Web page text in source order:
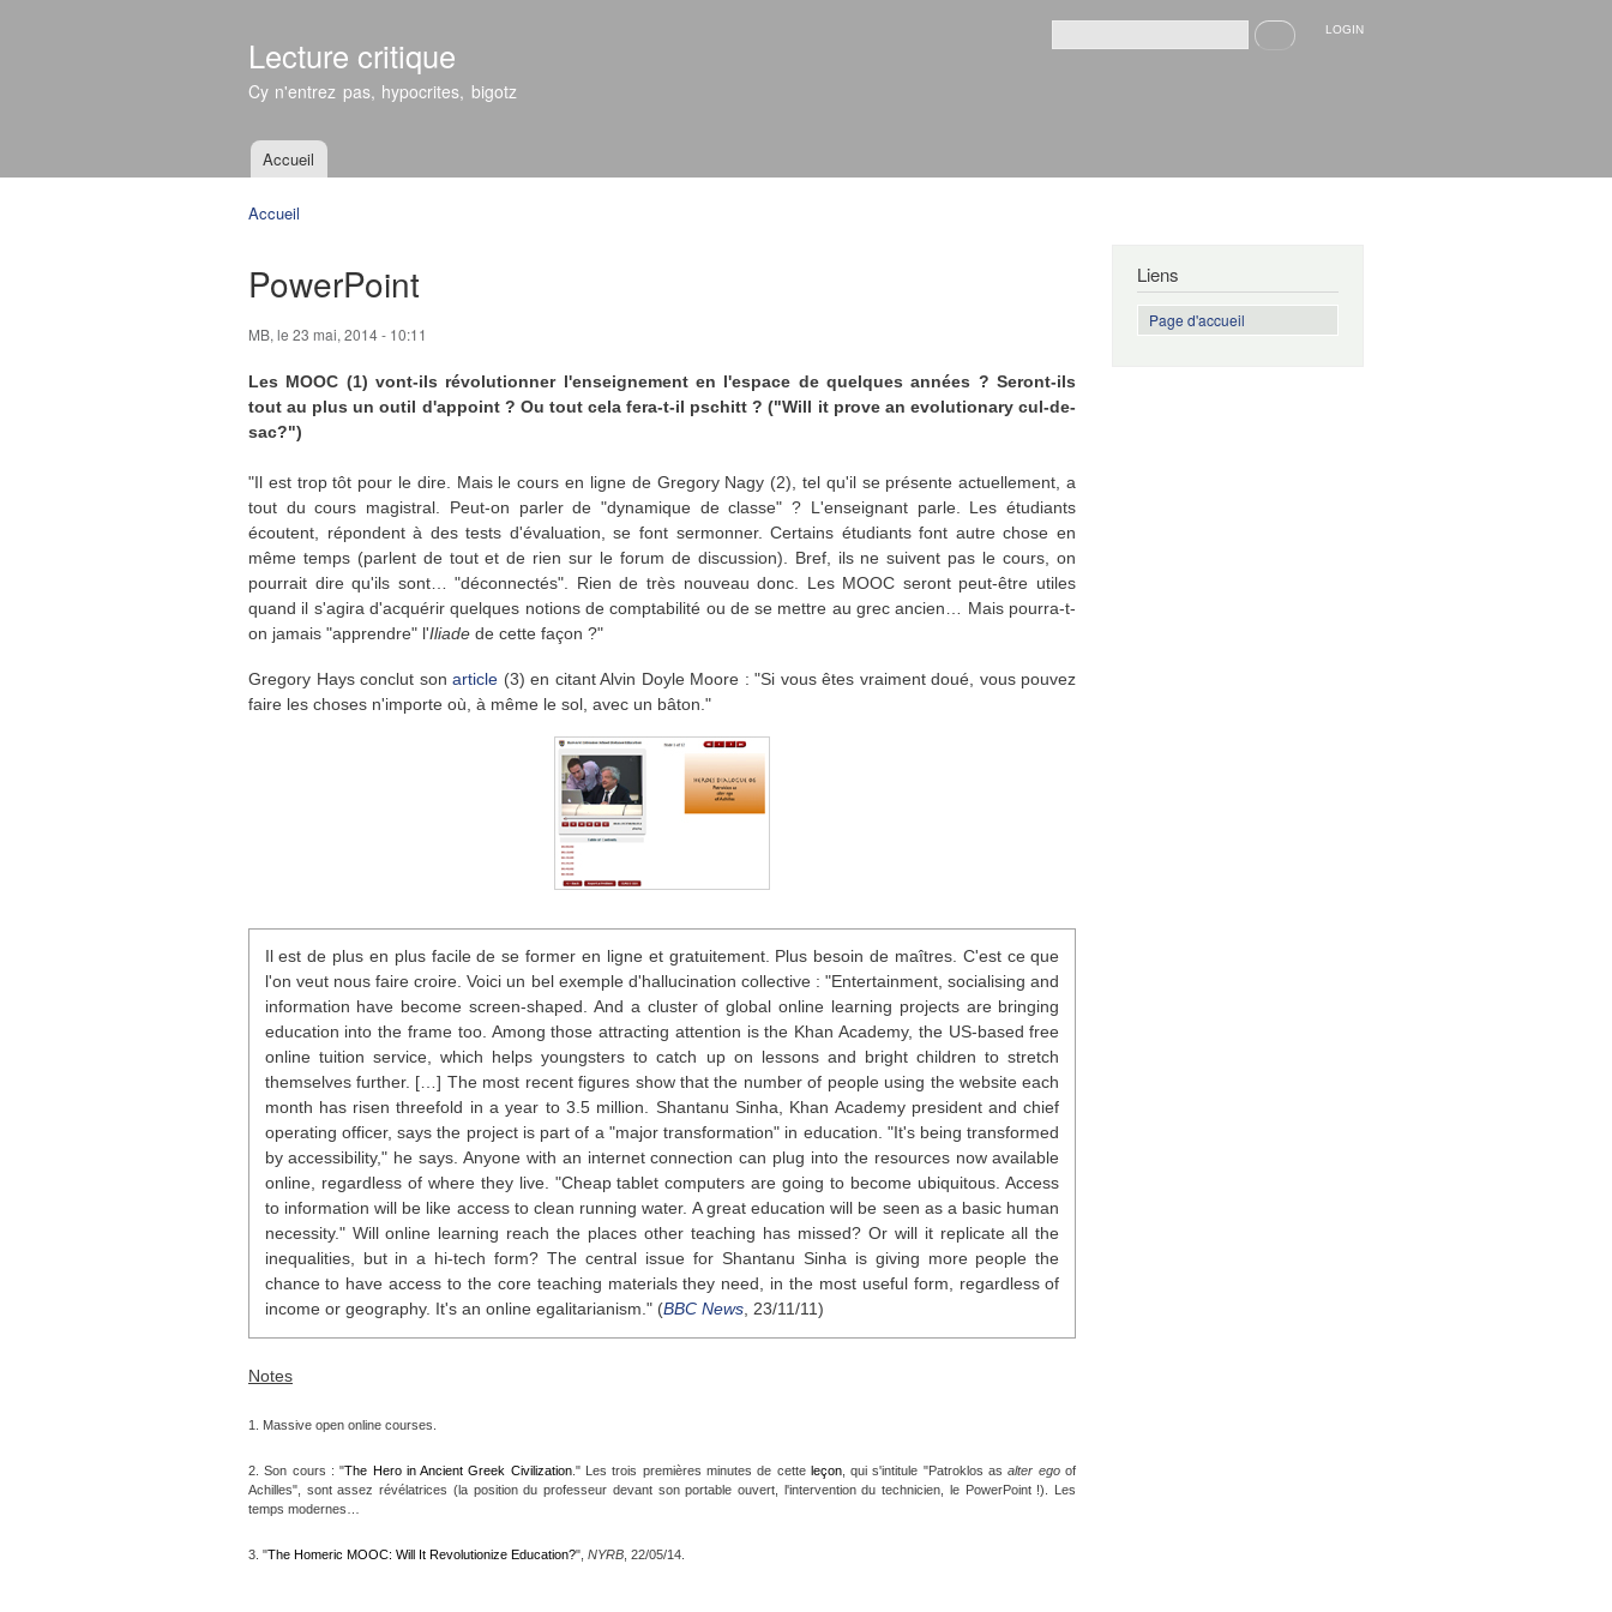
Lecture critique
Cy n'entrez pas, hypocrites, bigotz
Formulaire de recherche
Recherche LOGIN
Menu principal
Accueil
Accueil
PowerPoint
MB, le 23 mai, 2014 - 10:11
Les MOOC (1) vont-ils révolutionner l'enseignement en l'espace de quelques années ? Seront-ils
tout au plus un outil d'appoint ? Ou tout cela fera-t-il pschitt ? ("Will it prove an evolutionary cul-de-
sac?")
"Il est trop tôt pour le dire. Mais le cours en ligne de Gregory Nagy (2), tel qu'il se présente actuellement, a
tout du cours magistral. Peut-on parler de "dynamique de classe" ? L'enseignant parle. Les étudiants
écoutent, répondent à des tests d'évaluation, se font sermonner. Certains étudiants font autre chose en
même temps (parlent de tout et de rien sur le forum de discussion). Bref, ils ne suivent pas le cours, on
pourrait dire qu'ils sont… "déconnectés". Rien de très nouveau donc. Les MOOC seront peut-être utiles
quand il s'agira d'acquérir quelques notions de comptabilité ou de se mettre au grec ancien… Mais pourra-t-
on jamais "apprendre" l'Iliade de cette façon ?"
Gregory Hays conclut son article (3) en citant Alvin Doyle Moore : "Si vous êtes vraiment doué, vous pouvez
faire les choses n'importe où, à même le sol, avec un bâton."
Il est de plus en plus facile de se former en ligne et gratuitement. Plus besoin de maîtres. C'est ce que
l'on veut nous faire croire. Voici un bel exemple d'hallucination collective : "Entertainment, socialising and
information have become screen-shaped. And a cluster of global online learning projects are bringing
education into the frame too. Among those attracting attention is the Khan Academy, the US-based free
online tuition service, which helps youngsters to catch up on lessons and bright children to stretch
themselves further. […] The most recent figures show that the number of people using the website each
month has risen threefold in a year to 3.5 million. Shantanu Sinha, Khan Academy president and chief
operating officer, says the project is part of a "major transformation" in education. "It's being transformed
by accessibility," he says. Anyone with an internet connection can plug into the resources now available
online, regardless of where they live. "Cheap tablet computers are going to become ubiquitous. Access
to information will be like access to clean running water. A great education will be seen as a basic human
necessity." Will online learning reach the places other teaching has missed? Or will it replicate all the
inequalities, but in a hi-tech form? The central issue for Shantanu Sinha is giving more people the
chance to have access to the core teaching materials they need, in the most useful form, regardless of
income or geography. It's an online egalitarianism." (BBC News, 23/11/11)
Notes
1. Massive open online courses.
2. Son cours : "The Hero in Ancient Greek Civilization." Les trois premières minutes de cette leçon, qui s'intitule "Patroklos asalter egoof
Achilles", sont assez révélatrices (la position du professeur devant son portable ouvert, l'intervention du technicien, le PowerPoint !). Les
temps modernes…
3. "The Homeric MOOC: Will It Revolutionize Education?", NYRB , 22/05/14.
Liens
Page d'accueil